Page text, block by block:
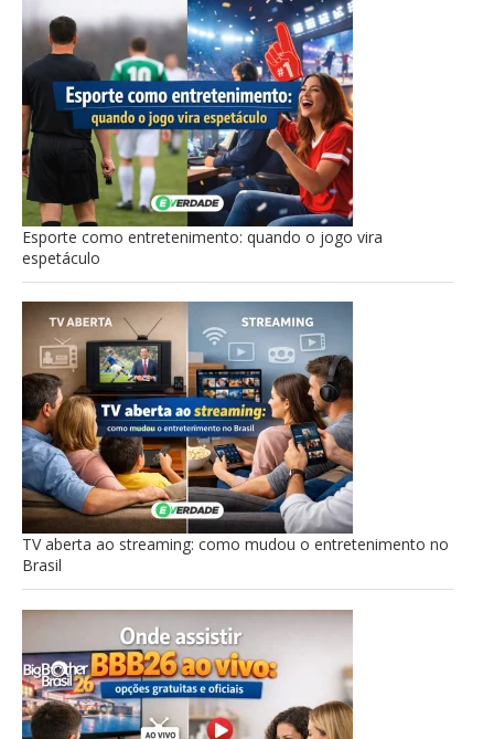
Esporte como entretenimento: quando o jogo vira
espetáculo
TV aberta ao streaming: como mudou o entretenimento no
Brasil